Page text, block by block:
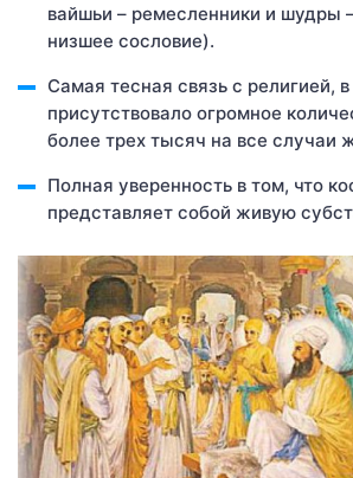
вайшьи – ремесленники и шудры
низшее сословие).
Самая тесная связь с религией, в
присутствовало огромное
более трех тысяч на все случаи
Полная уверенность в том, что
представляет собой живую